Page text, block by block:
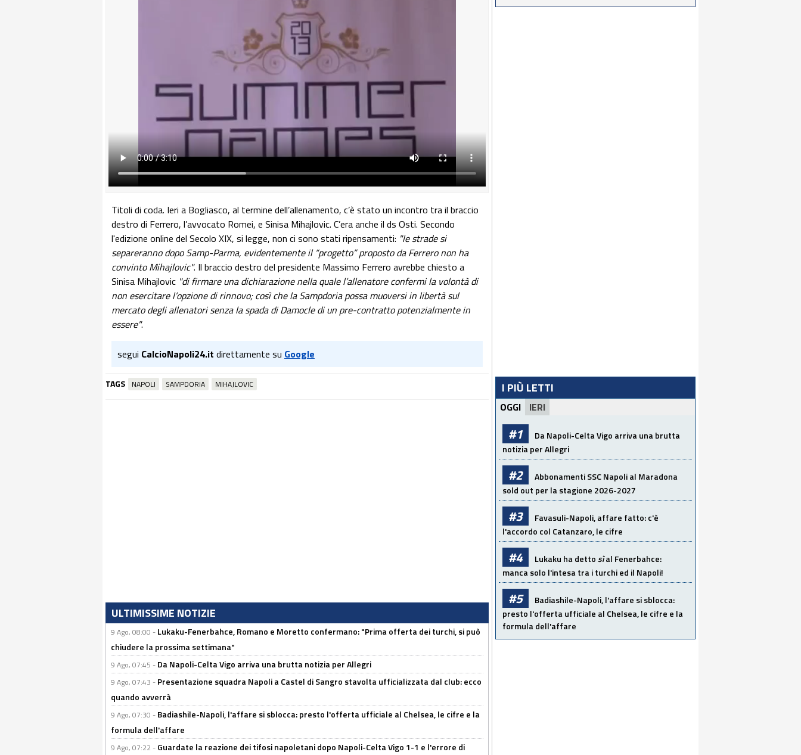
Titoli di coda. Ieri a Bogliasco, al termine dell’allenamento, c’è stato un incontro tra il braccio
destro di Ferrero, l’avvocato Romei, e Sinisa Mihajlovic. C’era anche il ds Osti. Secondo
l'edizione online del Secolo XIX, si legge, non ci sono stati ripensamenti: "le strade si
separeranno dopo Samp-Parma, evidentemente il “progetto” proposto da Ferrero non ha
convinto Mihajlovic". Il braccio destro del presidente Massimo Ferrero avrebbe chiesto a
Sinisa Mihajlovic "di firmare una dichiarazione nella quale l’allenatore confermi la volontà di
non esercitare l’opzione di rinnovo; così che la Sampdoria possa muoversi in libertà sul
mercato degli allenatori senza la spada di Damocle di un pre-contratto potenzialmente in
essere".
segui CalcioNapoli24.it direttamente su Google
TAGS NAPOLI SAMPDORIA MIHAJLOVIC
ULTIMISSIME NOTIZIE
9 Ago, 08:00 - Lukaku-Fenerbahce, Romano e Moretto confermano: "Prima offerta dei turchi, si può
chiudere la prossima settimana"
9 Ago, 07:45 - Da Napoli-Celta Vigo arriva una brutta notizia per Allegri
9 Ago, 07:43 - Presentazione squadra Napoli a Castel di Sangro stavolta ufficializzata dal club: ecco
quando avverrà
9 Ago, 07:30 - Badiashile-Napoli, l'affare si sblocca: presto l'offerta ufficiale al Chelsea, le cifre e la
formula dell'affare
9 Ago, 07:22 - Guardate la reazione dei tifosi napoletani dopo Napoli-Celta Vigo 1-1 e l'errore di
I PIÙ LETTI
OGGI IERI
#1
Da Napoli-Celta Vigo arriva una brutta
notizia per Allegri
#2
Abbonamenti SSC Napoli al Maradona
sold out per la stagione 2026-2027
#3
Favasuli-Napoli, affare fatto: c'è
l'accordo col Catanzaro, le cifre
#4 Lukaku ha dettosìal Fenerbahce:
manca solo l'intesa tra i turchi ed il Napoli!
#5
Badiashile-Napoli, l'affare si sblocca:
presto l'offerta ufficiale al Chelsea, le cifre e la
formula dell'affare